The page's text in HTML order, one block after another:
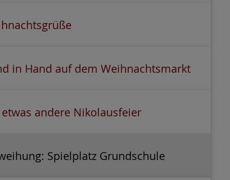
in Hand auf dem Weihnachtsmarkt
etwas andere Nikolausfeier
Spielplatz Grundschule